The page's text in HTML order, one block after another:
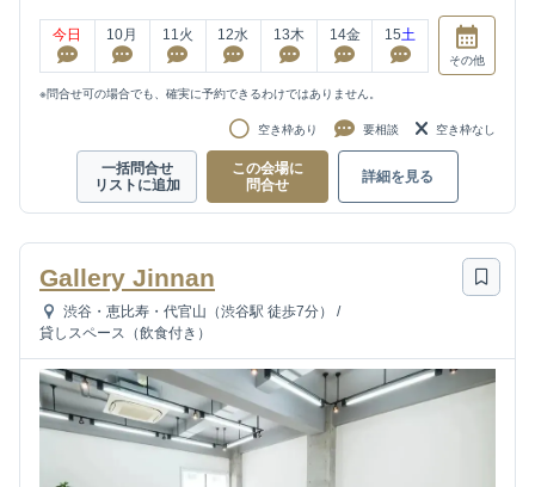
今日 10月 11 火 12水 13木 14金 15土
その他
※問合せ可の場合でも、確実に予約できるわけではありません。
空き枠あり 要相談 空き枠なし
一括問合せ
リストに追加
この会場に
問合せ
詳細を見る
Gallery Jinnan
渋谷・恵比寿・代官山（渋谷駅 徒歩7分）
/
貸しスペース（飲食付き）